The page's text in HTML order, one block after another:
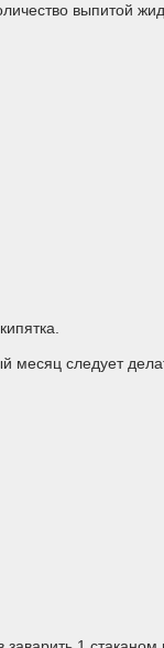
выпитой
месяц следует